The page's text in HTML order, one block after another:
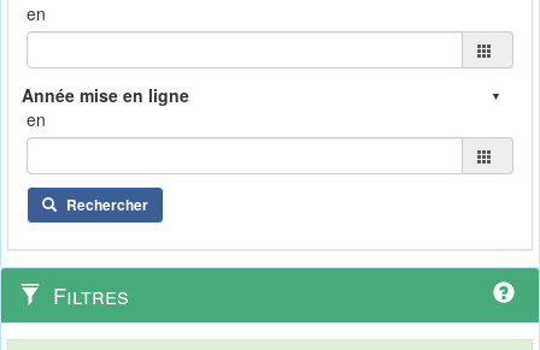
en
en
Rechercher
Filtres